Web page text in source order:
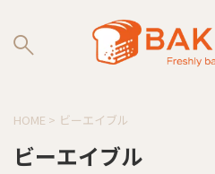
HOME > ビーエイブル
ビーエイブル